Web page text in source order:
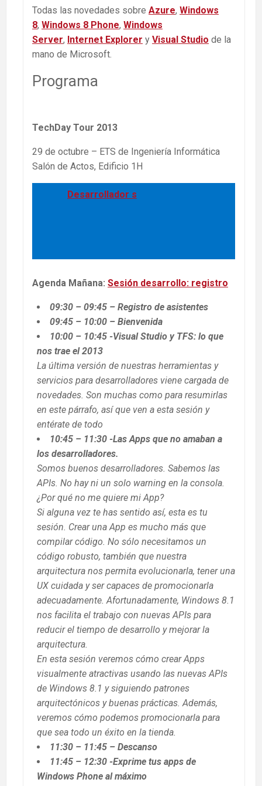
Todas las novedades sobre Azure, Windows
8, Windows 8 Phone, Windows
Server, Internet Explorer y Visual Studio de la
mano de Microsoft.
Programa
TechDay Tour 2013
29 de octubre – ETS de Ingeniería Informática
Salón de Actos, Edificio 1H
Desarrollador s
Agenda Mañana: Sesión desarrollo: registro
09:30 – 09:45 – Registro de asistentes
09:45 – 10:00 – Bienvenida
10:00 – 10:45 -Visual Studio y TFS: lo que
nos trae el 2013
La última versión de nuestras herramientas y
servicios para desarrolladores viene cargada de
novedades. Son muchas como para resumirlas
en este párrafo, así que ven a esta sesión y
entérate de todo
10:45 – 11:30 -Las Apps que no amaban a
los desarrolladores.
Somos buenos desarrolladores. Sabemos las
APIs. No hay ni un solo warning en la consola.
¿Por qué no me quiere mi App?
Si alguna vez te has sentido así, esta es tu
sesión. Crear una App es mucho más que
compilar código. No sólo necesitamos un
código robusto, también que nuestra
arquitectura nos permita evolucionarla, tener una
UX cuidada y ser capaces de promocionarla
adecuadamente. Afortunadamente, Windows 8.1
nos facilita el trabajo con nuevas APIs para
reducir el tiempo de desarrollo y mejorar la
arquitectura.
En esta sesión veremos cómo crear Apps
visualmente atractivas usando las nuevas APIs
de Windows 8.1 y siguiendo patrones
arquitectónicos y buenas prácticas. Además,
veremos cómo podemos promocionarla para
que sea todo un éxito en la tienda.
11:30 – 11:45 – Descanso
11:45 – 12:30 -Exprime tus apps de
Windows Phone al máximo